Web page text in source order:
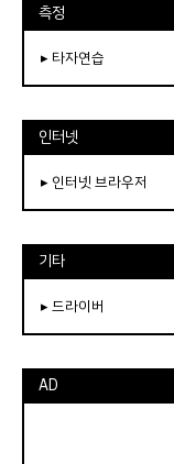
측정
▸ 타자연습
인터넷
▸ 인터넷 브라우저
기타
▸ 드라이버
AD